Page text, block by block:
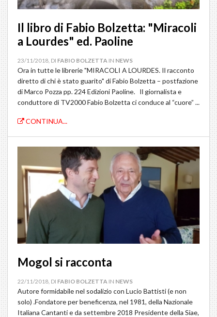
Il libro di Fabio Bolzetta: "Miracoli
a Lourdes" ed. Paoline
23/11/2018, DI FABIO BOLZETTA IN NEWS
Ora in tutte le librerie "MIRACOLI A LOURDES. Il racconto
diretto di chi è stato guarito" di Fabio Bolzetta – postfazione
di Marco Pozza pp. 224 Edizioni Paoline. Il giornalista e
conduttore di TV2000 Fabio Bolzetta ci conduce al “cuore” ...
CONTINUA...
Mogol si racconta
22/11/2018, DI FABIO BOLZETTA IN NEWS
Autore formidabile nel sodalizio con Lucio Battisti (e non
solo) .Fondatore per beneficenza, nel 1981, della Nazionale
Italiana Cantanti e da settembre 2018 Presidente della Siae,